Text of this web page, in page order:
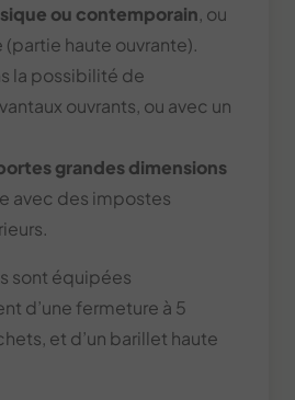
ou contemporain, ou
haute ouvrante).
la possibilité de
ouvrants, ou avec un
grandes dimensions
avec des impostes
sont équipées
d’une fermeture à 5
et d’un barillet haute